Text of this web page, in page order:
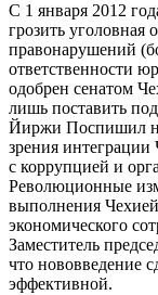
С 1 января 2012
грозить уголовная
правонарушений
ответственности
одобрен сенатом
лишь поставить
Йиржи Поспишил
зрения
с коррупцией и
Революционные
выполнения
экономического
Заместитель
что нововведение
эффективной.